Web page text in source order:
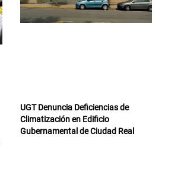
UGT Denuncia Deficiencias de
Climatización en Edificio
Gubernamental de Ciudad Real